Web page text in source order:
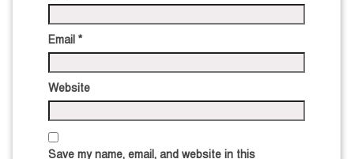
Email *
Website
Save my name, email, and website in this